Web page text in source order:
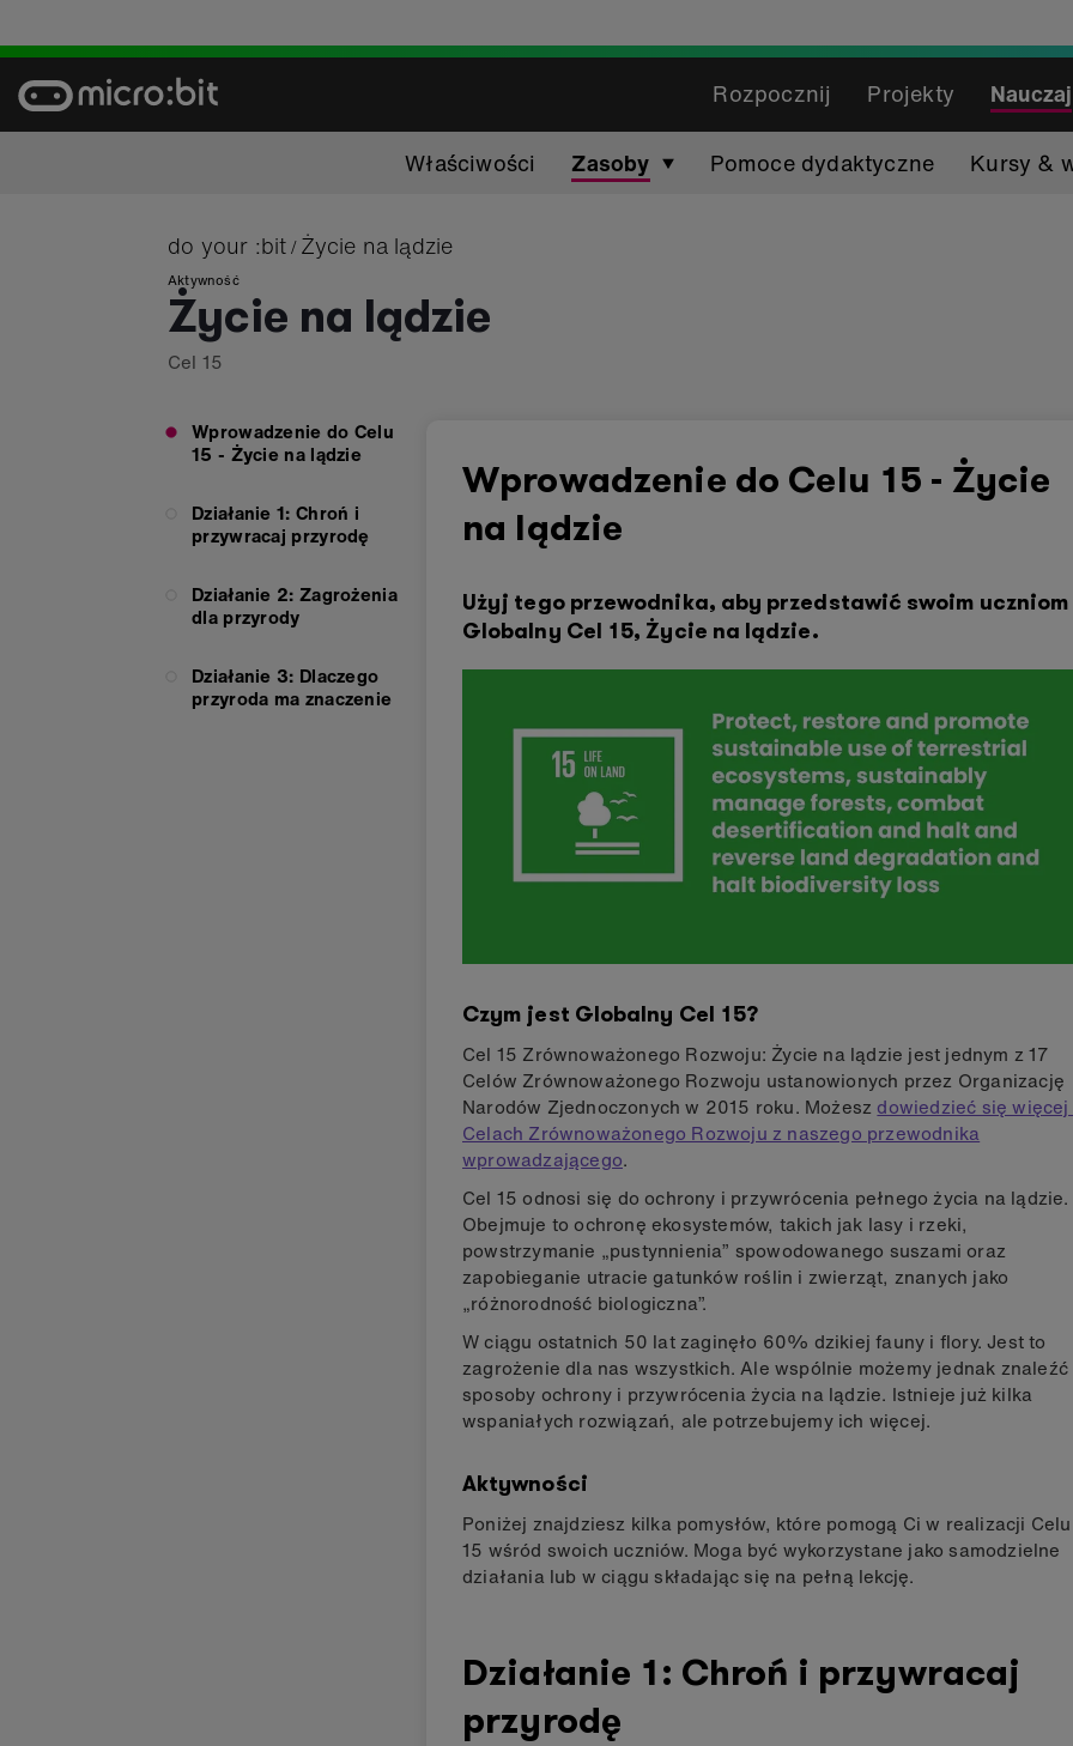
content
Rozpocznij Projekty Nauczaj
Właściwości Zasoby Pomoce dydaktyczne Kursy &
do your :bit / Życie na lądzie
Aktywność
Życie na lądzie
Cel 15
Wprowadzenie do Celu
15 - Życie na lądzie
Działanie 1: Chroń i
przywracaj przyrodę
Działanie 2: Zagrożenia
dla przyrody
Działanie 3: Dlaczego
przyroda ma znaczenie
Wprowadzenie do Celu 15 - Życie
na lądzie
Użyj tego przewodnika, aby przedstawić swoim uczniom
Globalny Cel 15, Życie na lądzie.
Czym jest Globalny Cel 15?
Cel 15 Zrównoważonego Rozwoju: Życie na lądzie jest jednym z 17
Celów Zrównoważonego Rozwoju ustanowionych przez Organizację
Narodów Zjednoczonych w 2015 roku. Możesz dowiedzieć się więcej
Celach Zrównoważonego Rozwoju z naszego przewodnika
wprowadzającego.
Cel 15 odnosi się do ochrony i przywrócenia pełnego życia na lądzie.
Obejmuje to ochronę ekosystemów, takich jak lasy i rzeki,
powstrzymanie „pustynnienia” spowodowanego suszami oraz
zapobieganie utracie gatunków roślin i zwierząt, znanych jako
„różnorodność biologiczna”.
W ciągu ostatnich 50 lat zaginęło 60% dzikiej fauny i flory. Jest to
zagrożenie dla nas wszystkich. Ale wspólnie możemy jednak znaleźć
sposoby ochrony i przywrócenia życia na lądzie. Istnieje już kilka
wspaniałych rozwiązań, ale potrzebujemy ich więcej.
Aktywności
Poniżej znajdziesz kilka pomysłów, które pomogą Ci w realizacji Celu
15 wśród swoich uczniów. Moga być wykorzystane jako samodzielne
działania lub w ciągu składając się na pełną lekcję.
Działanie 1: Chroń i przywracaj
przyrodę